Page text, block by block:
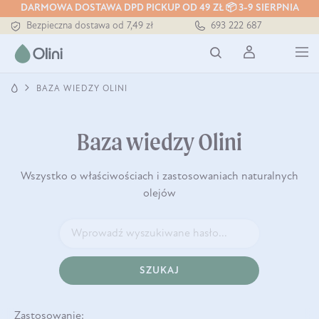
DARMOWA DOSTAWA DPD PICKUP OD 49 ZŁ 📦 3-9 SIERPNIA
Bezpieczna dostawa od 7,49 zł
Darmowa dostawa od 199 zł
693 222 687
BAZA WIEDZY OLINI
Baza wiedzy Olini
Wszystko o właściwościach i zastosowaniach naturalnych
olejów
SZUKAJ
Zastosowanie: